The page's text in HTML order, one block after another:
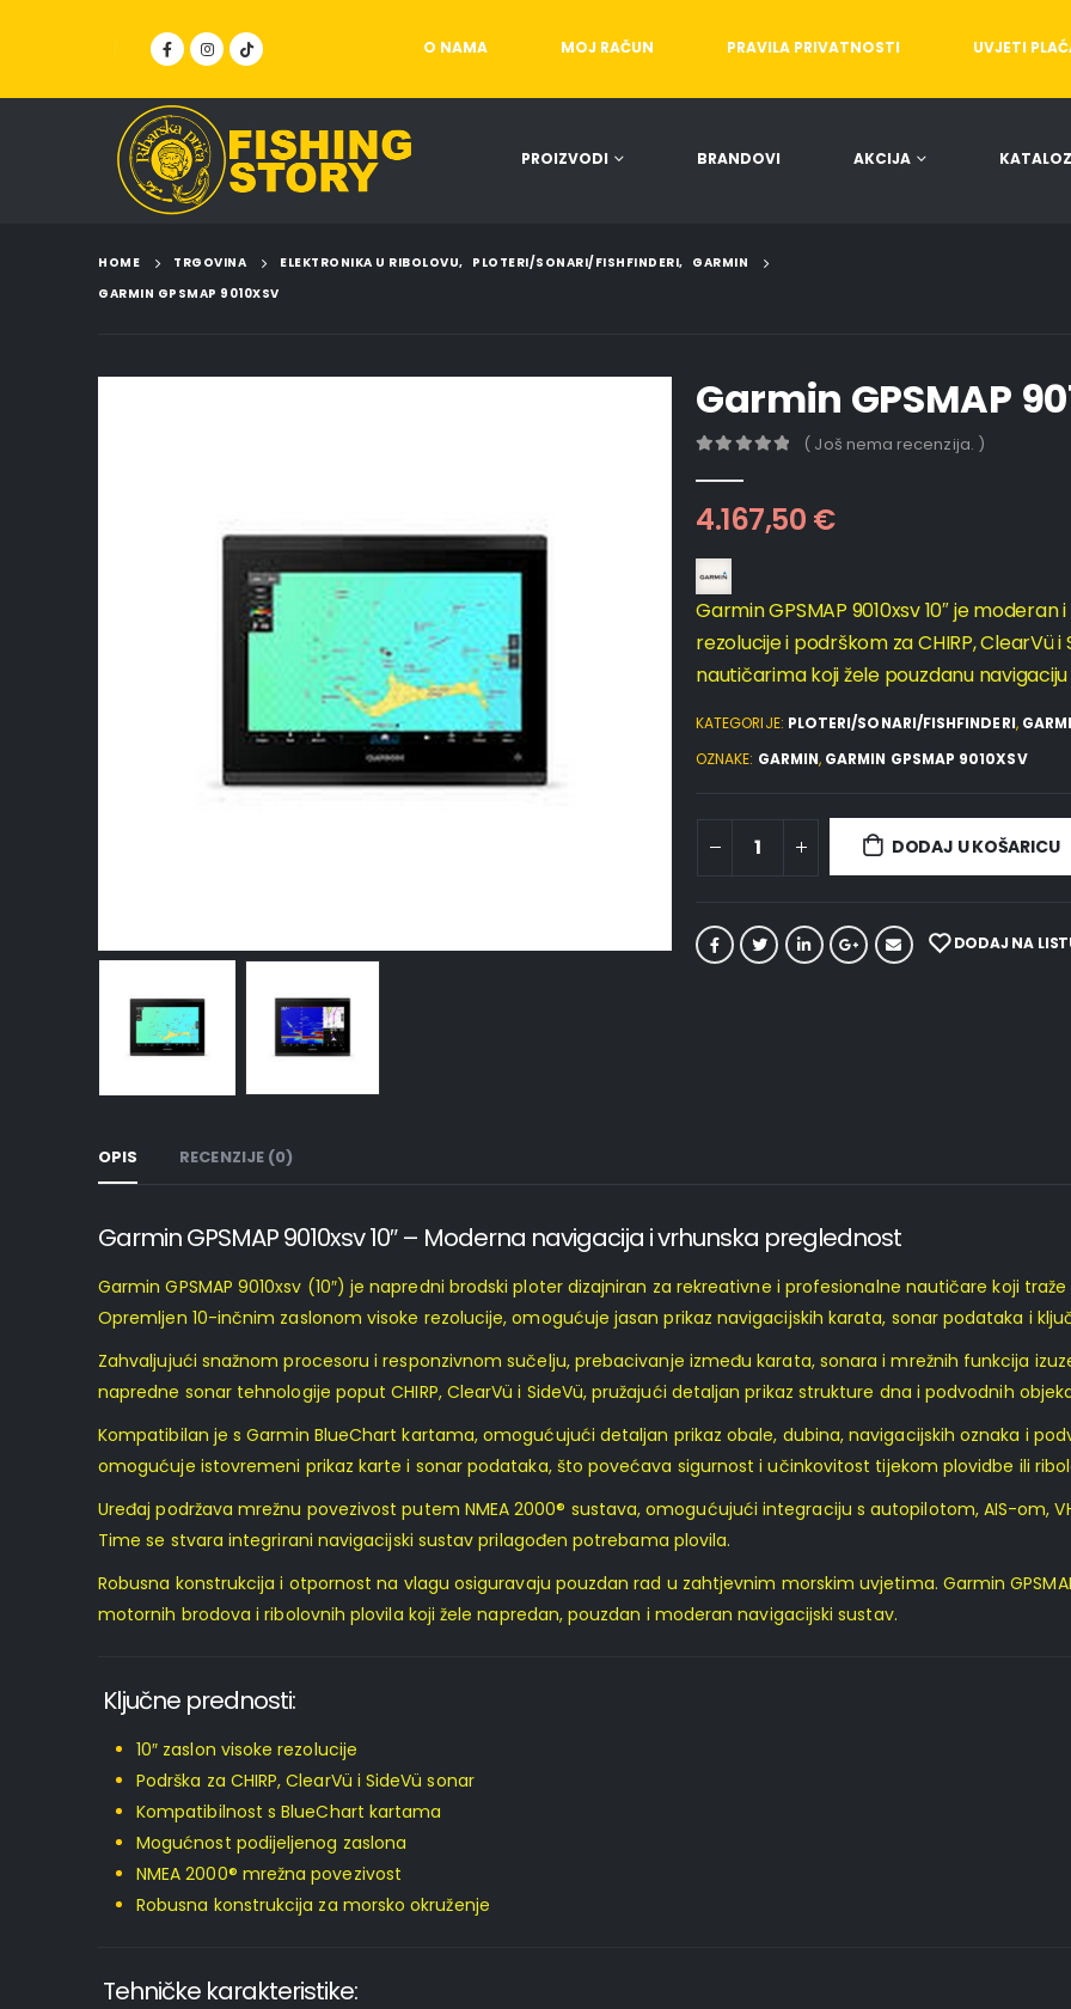
O NAMA MOJ RAČUN PRAVILA PRIVATNOSTI UVJETI
PROIZVODI BRANDOVI AKCIJA
HOME TRGOVINA ELEKTRONIKA U RIBOLOVU, PLOTERI/SONARI/FISHFINDERI, GARMIN
GARMIN GPSMAP 9010XSV
Garmin GPSMAP
( Još nema recenzija. )
4.167,50 €
Garmin GPSMAP 9010xsv 10″ je
rezolucije i podrškom za CHIRP, ClearVü
nautičarima koji žele pouzdanu
KATEGORIJE: PLOTERI/SONARI/FISHFINDERI,
OZNAKE: GARMIN, GARMIN GPSMAP 9010XSV
DODAJ U KOŠARICU
DODAJ NA
OPIS RECENZIJE (0)
Garmin GPSMAP 9010xsv 10″ – Moderna navigacija i vrhunska preglednost
Garmin GPSMAP 9010xsv (10″) je napredni brodski ploter dizajniran za rekreativne i profesionalne nautičare koji
Opremljen 10-inčnim zaslonom visoke rezolucije, omogućuje jasan prikaz navigacijskih karata, sonar podataka i
Zahvaljujući snažnom procesoru i responzivnom sučelju, prebacivanje između karata, sonara i mrežnih funkcija
napredne sonar tehnologije poput CHIRP, ClearVü i SideVü, pružajući detaljan prikaz strukture dna i podvodnih
Kompatibilan je s Garmin BlueChart kartama, omogućujući detaljan prikaz obale, dubina, navigacijskih oznaka i
omogućuje istovremeni prikaz karte i sonar podataka, što povećava sigurnost i učinkovitost tijekom plovidbe ili
Uređaj podržava mrežnu povezivost putem NMEA 2000® sustava, omogućujući integraciju s autopilotom, AIS-om,
Time se stvara integrirani navigacijski sustav prilagođen potrebama plovila.
Robusna konstrukcija i otpornost na vlagu osiguravaju pouzdan rad u zahtjevnim morskim uvjetima. Garmin
motornih brodova i ribolovnih plovila koji žele napredan, pouzdan i moderan navigacijski sustav.
Ključne prednosti:
10″ zaslon visoke rezolucije
Podrška za CHIRP, ClearVü i SideVü sonar
Kompatibilnost s BlueChart kartama
Mogućnost podijeljenog zaslona
NMEA 2000® mrežna povezivost
Robusna konstrukcija za morsko okruženje
Tehničke karakteristike: